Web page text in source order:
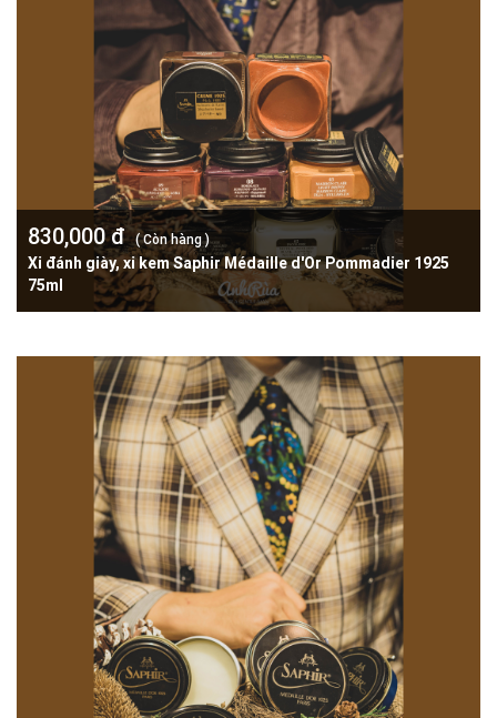
830,000 đ( Còn hàng )
Xi đánh giày, xi kem Saphir Médaille d'Or Pommadier 1925
75ml